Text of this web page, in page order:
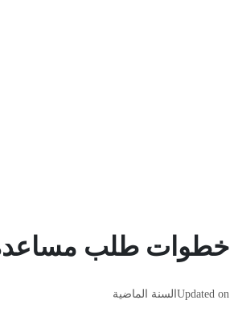
خطوات طلب مساعدة
Updated onالسنة الماضية